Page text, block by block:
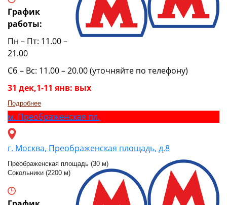
График
работы:
Пн – Пт: 11.00 –
21.00
Сб – Вс: 11.00 – 20.00 (уточняйте по телефону)
31 дек,1-11 янв: вых
Подробнее
м. Преображенская пл.
г. Москва, Преображенская площадь, д.8
Преображенская площадь (30 м)
Сокольники (2200 м)